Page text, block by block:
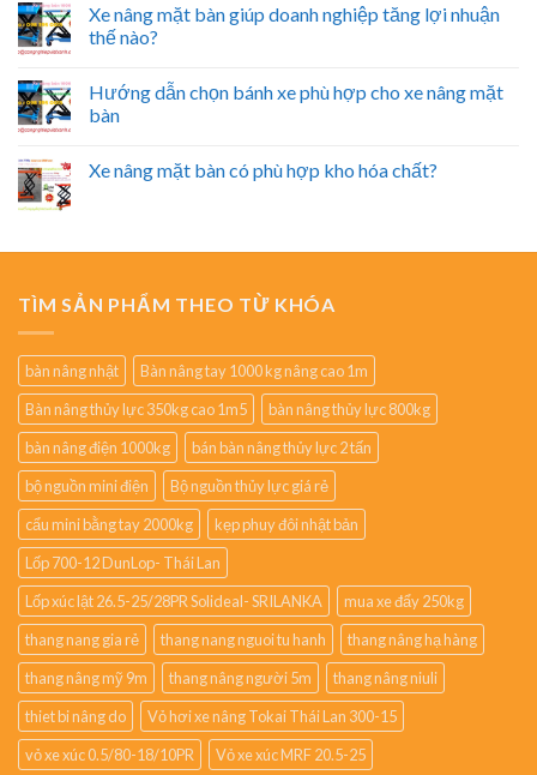
Xe nâng mặt bàn giúp doanh nghiệp tăng lợi nhuận
thế nào?
Hướng dẫn chọn bánh xe phù hợp cho xe nâng mặt
bàn
Xe nâng mặt bàn có phù hợp kho hóa chất?
TÌM SẢN PHẨM THEO TỪ KHÓA
bàn nâng nhật
Bàn nâng tay 1000 kg nâng cao 1m
Bàn nâng thủy lực 350kg cao 1m5
bàn nâng thủy lực 800kg
bàn nâng điện 1000kg
bán bàn nâng thủy lực 2 tấn
bộ nguồn mini điện
Bộ nguồn thủy lực giá rẻ
cẩu mini bằng tay 2000kg
kẹp phuy đôi nhật bản
Lốp 700-12 DunLop- Thái Lan
Lốp xúc lật 26.5-25/28PR Solideal- SRILANKA
mua xe đẩy 250kg
thang nang gia rẻ
thang nang nguoi tu hanh
thang nâng hạ hàng
thang nâng mỹ 9m
thang nâng người 5m
thang nâng niuli
thiet bi nâng do
Vỏ hơi xe nâng Tokai Thái Lan 300-15
vỏ xe xúc 0.5/80-18/10PR
Vỏ xe xúc MRF 20.5-25